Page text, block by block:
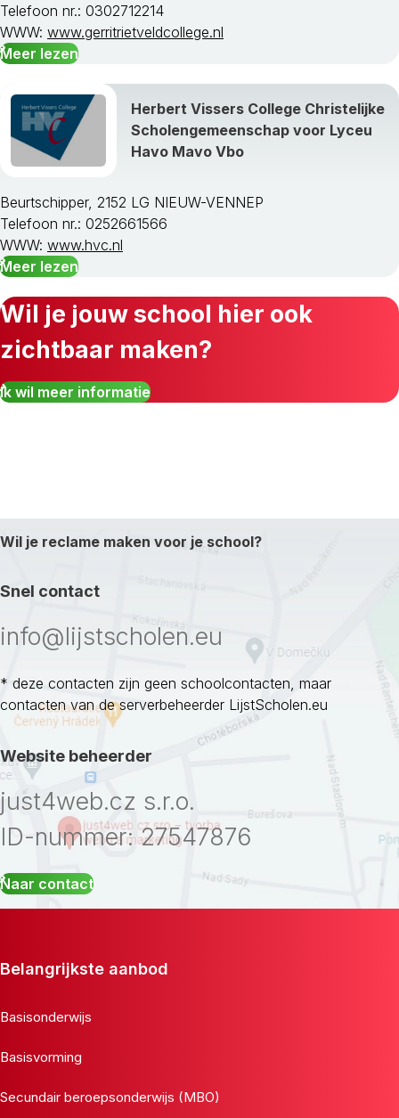
Ubbergen
Voorst
Wageningen
West Maas En Waal
Westervoort
Wijchen
Winterswijk
Zaltbommel
Zutphen
Telefoon nr.: 0302712214
WWW: www.gerritrietveldcollege.nl
Meer lezen
Herbert Vissers College Christelijke
Scholengemeenschap voor Lyceu
Havo Mavo Vbo
Beurtschipper, 2152 LG NIEUW-VENNEP
Telefoon nr.: 0252661566
WWW: www.hvc.nl
Meer lezen
Wil je jouw school hier ook
zichtbaar maken?
Ik wil meer informatie
Wil je reclame maken voor je school?
Snel contact
info@lijstscholen.eu
* deze contacten zijn geen schoolcontacten, maar
contacten van de serverbeheerder LijstScholen.eu
Website beheerder
just4web.cz s.r.o.
ID-nummer: 27547876
Naar contact
Belangrijkste aanbod
Basisonderwijs
Basisvorming
Secundair beroepsonderwijs (MBO)